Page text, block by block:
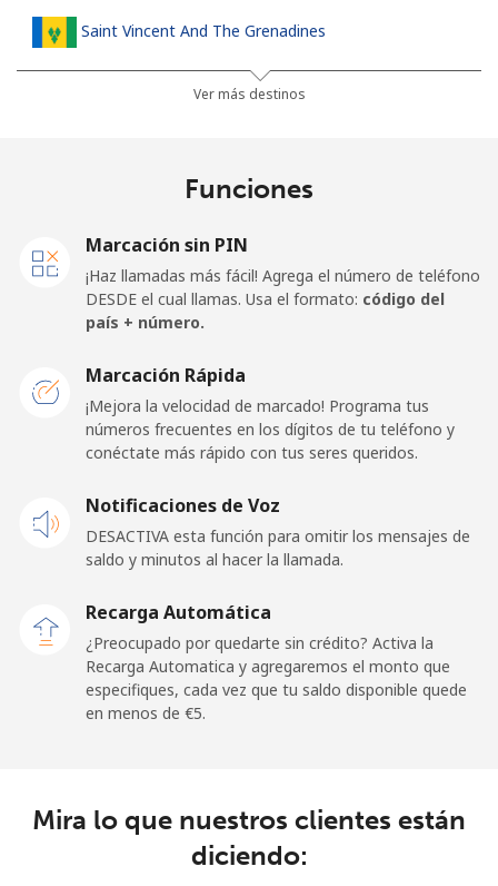
Saint Vincent And The Grenadines
36 min por ⁦€10⁩
Línea fija
⁦121.5¢⁩
San Marino
Línea fija ⁦21.9¢⁩ 45 min por ⁦€10⁩ -
Sao Tome And Principe
country
⁦194.5¢⁩
Saudi Arabia
Ver más destinos
Funciones
Marcación sin PIN
¡Haz llamadas más fácil! Agrega el número de teléfono
DESDE el cual llamas. Usa el formato: código del
país + número.
Marcación Rápida
¡Mejora la velocidad de marcado! Programa tus
números frecuentes en los dígitos de tu teléfono y
conéctate más rápido con tus seres queridos.
Notificaciones de Voz
DESACTIVA esta función para omitir los mensajes de
saldo y minutos al hacer la llamada.
Recarga Automática
¿Preocupado por quedarte sin crédito? Activa la
Recarga Automatica y agregaremos el monto que
especifiques, cada vez que tu saldo disponible quede
en menos de ⁦€5⁩.
Mira lo que nuestros clientes están
diciendo: